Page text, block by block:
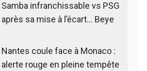
Samba infranchissable vs PSG
après sa mise à l’écart… Beye
Nantes coule face à Monaco :
alerte rouge en pleine tempête